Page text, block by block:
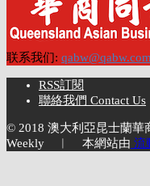
联系我们:
RSS訂閱
聯絡我們 Contact Us
© 2018 澳大利亞昆士蘭華
Weekly ︱ 本網站由 流